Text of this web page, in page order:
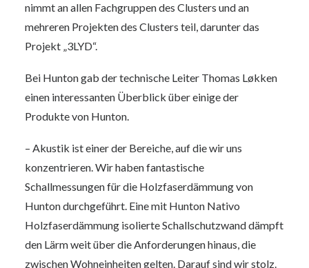
nimmt an allen Fachgruppen des Clusters und an
mehreren Projekten des Clusters teil, darunter das
Projekt „3LYD“.
Bei Hunton gab der technische Leiter Thomas Løkken
einen interessanten Überblick über einige der
Produkte von Hunton.
– Akustik ist einer der Bereiche, auf die wir uns
konzentrieren. Wir haben fantastische
Schallmessungen für die Holzfaserdämmung von
Hunton durchgeführt. Eine mit Hunton Nativo
Holzfaserdämmung isolierte Schallschutzwand dämpft
den Lärm weit über die Anforderungen hinaus, die
zwischen Wohneinheiten gelten. Darauf sind wir stolz.